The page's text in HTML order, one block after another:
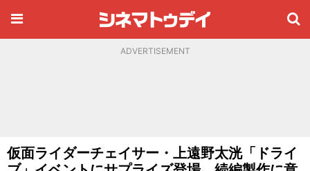
ADVERTISEMENT
仮面ライダーチェイサー・上遠野太洸「ドライ